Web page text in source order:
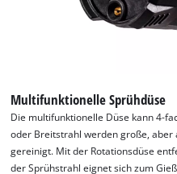
Multifunktionelle Sprühdüse
Die multifunktionelle Düse kann 4-
oder Breitstrahl werden große, aber
gereinigt. Mit der Rotationsdüse
der Sprühstrahl eignet sich zum